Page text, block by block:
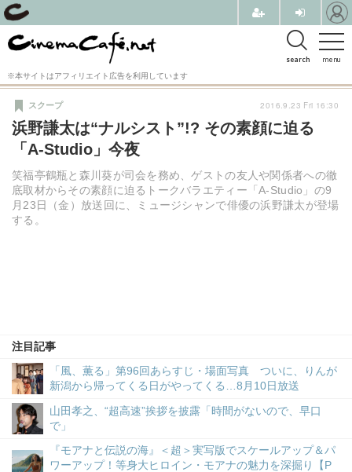
menu
search
※本サイトはアフィリエイト広告を利用しています
浜野謙太は“ナルシスト”!? その素顔に迫る
「A-Studio」今夜
笑福亭鶴瓶と森川葵が司会を務め、ゲストの友人や関係者への徹
底取材からその素顔に迫るトークバラエティー「A-Studio」の9
月23日（金）放送回に、ミュージシャンで俳優の浜野謙太が登場
する。
スクープ
注目記事
「風、薫る」第96回あらすじ・場面写真 ついに、りんが
新潟から帰ってくる日がやってくる…8月10日放送
山田孝之、“超高速”挨拶を披露「時間がないので、早口
で」
『モアナと伝説の海』＜超＞実写版でスケールアップ＆パ
ワーアップ！等身大ヒロイン・モアナの魅力を深掘り【P
2016.9.23 Fri 16:30